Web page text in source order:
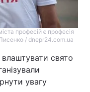
професій є професія
/ dnepr24.com.ua
свято
увагу